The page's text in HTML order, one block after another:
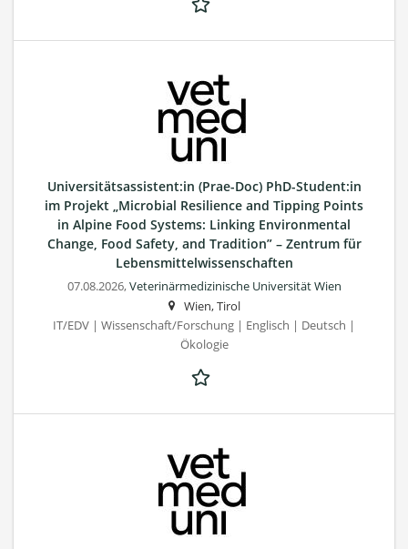
Universitätsassistent:in (Prae-Doc) PhD-Student:in
im Projekt „Microbial Resilience and Tipping Points
in Alpine Food Systems: Linking Environmental
Change, Food Safety, and Tradition” – Zentrum für
Lebensmittelwissenschaften
07.08.2026,Veterinärmedizinische Universität Wien
Wien, Tirol
IT/EDV | Wissenschaft/Forschung | Englisch | Deutsch |
Ökologie